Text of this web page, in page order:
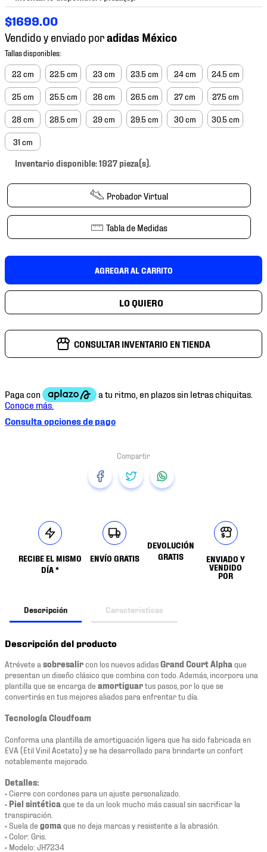
$1699.00
Vendido y enviado por
22 cm 22.5 cm 23 cm 23.5 cm 24 cm 24.5 cm
25 cm 25.5 cm 26 cm 26.5 cm 27 cm 27.5 cm
28 cm 28.5 cm 29 cm 29.5 cm 30 cm 30.5 cm
31 cm
Inventario disponible: 1927 pieza(s).
Probador Virtual
Tabla de Medidas
AGREGAR AL CARRITO
CONSULTAR INVENTARIO EN TIENDA
Consulta opciones de pago
RECIBE EL MISMO
DÍA *
ENVÍO GRATIS
DEVOLUCIÓN
GRATIS
ENVIADO Y
VENDIDO
POR
Descripción Características
Descripción del producto
Atrévete a sobresalircon los nuevos adidasGrand Court Alpha que
presentan un diseño clásico que combina con todo. Además, incorpora una
plantilla que se encarga de amortiguartus pasos, por lo que se
convertirás en tus mejores aliados para enfrentar tu día.
Tecnología Cloudfoam
Conforma una plantilla de amortiguación ligera que ha sido fabricada en
EVA (Etil Vinil Acetato) y se ha desarrollado para brindarte un confort
notablemente mejorado.
Detalles:
• Cierre con cordones para un ajuste personalizado.
• Piel sintética que te da un look mucho más casual sin sacrificar la
transpiración.
• Suela de goma que no deja marcas y resistente a la abrasión.
• Color: Gris.
• Modelo: JH7234
7.
mochilas
8.
chivas
9
tenis niño
10. tenis nike